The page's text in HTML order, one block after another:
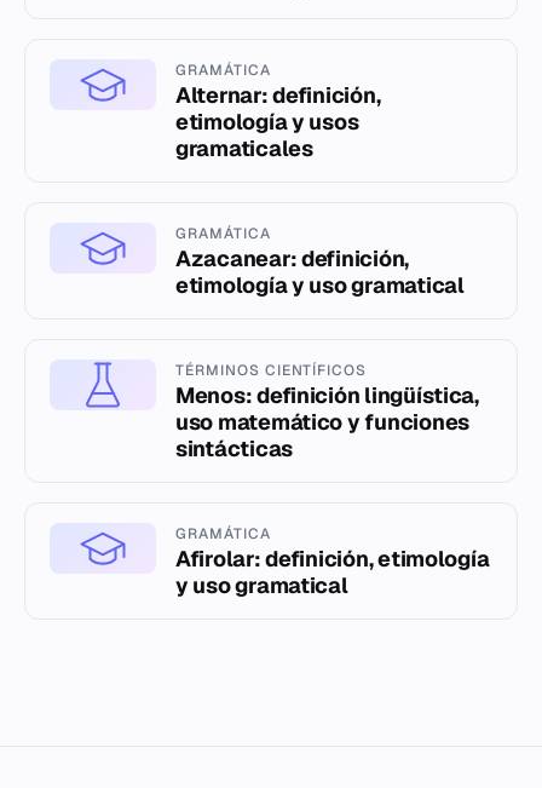
GRAMÁTICA
Alternar: definición,
etimología y usos
gramaticales
GRAMÁTICA
Azacanear: definición,
etimología y uso gramatical
TÉRMINOS CIENTÍFICOS
Menos: definición lingüística,
uso matemático y funciones
sintácticas
GRAMÁTICA
Afirolar: definición, etimología
y uso gramatical